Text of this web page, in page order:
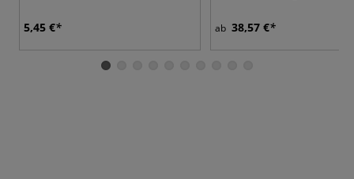
5,45 € ab 38,57 €